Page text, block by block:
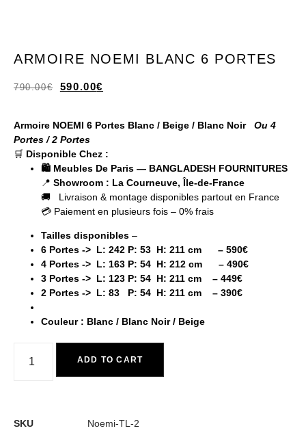
ARMOIRE NOEMI BLANC 6 PORTES
790.00€ 590.00€
Armoire NOEMI 6 Portes Blanc / Beige / Blanc Noir Ou 4
Portes / 2 Portes
🛒 Disponible Chez :
🛍️ Meubles De Paris — BANGLADESH FOURNITURES
📍 Showroom : La Courneuve, Île-de-France
🚚 Livraison & montage disponibles partout en France
💳 Paiement en plusieurs fois – 0% frais
Tailles disponibles –
6 Portes -> L: 242 P: 53 H: 211 cm – 590€
4 Portes -> L: 163 P: 54 H: 212 cm – 490€
3 Portes -> L: 123 P: 54 H: 211 cm – 449€
2 Portes -> L: 83 P: 54 H: 211 cm – 390€
Couleur : Blanc / Blanc Noir / Beige
ADD TO CART
SKU
Noemi-TL-2